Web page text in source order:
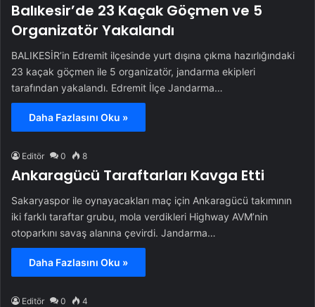
Balıkesir’de 23 Kaçak Göçmen ve 5
Organizatör Yakalandı
BALIKESİR’in Edremit ilçesinde yurt dışına çıkma hazırlığındaki
23 kaçak göçmen ile 5 organizatör, jandarma ekipleri
tarafından yakalandı. Edremit İlçe Jandarma…
Daha Fazlasını Oku »
Editör 0 8
Ankaragücü Taraftarları Kavga Etti
Sakaryaspor ile oynayacakları maç için Ankaragücü takımının
iki farklı taraftar grubu, mola verdikleri Highway AVM’nin
otoparkını savaş alanına çevirdi. Jandarma…
Daha Fazlasını Oku »
Editör 0 4